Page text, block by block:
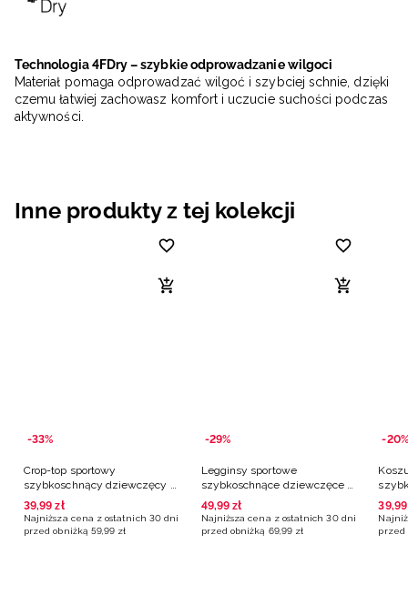
Technologia 4FDry – szybkie odprowadzanie wilgoci
Materiał pomaga odprowadzać wilgoć i szybciej schnie, dzięki
czemu łatwiej zachowasz komfort i uczucie suchości podczas
aktywności.
Inne produkty z tej kolekcji
-33%
Crop-top sportowy
szybkoschnący dziewczęcy -
multikolor
39,99 zł
Najniższa cena z ostatnich 30 dni
przed obniżką 59,99 zł
-29%
Legginsy sportowe
szybkoschnące dziewczęce -
multikolor
49,99 zł
Najniższa cena z ostatnich 30 dni
przed obniżką 69,99 zł
-20%
39,99
przed